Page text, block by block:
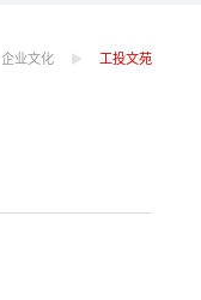
企业文化 工投文苑